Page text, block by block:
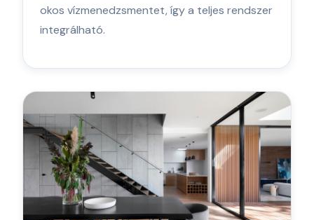
okos vízmenedzsmentet, így a teljes rendszer
integrálható.